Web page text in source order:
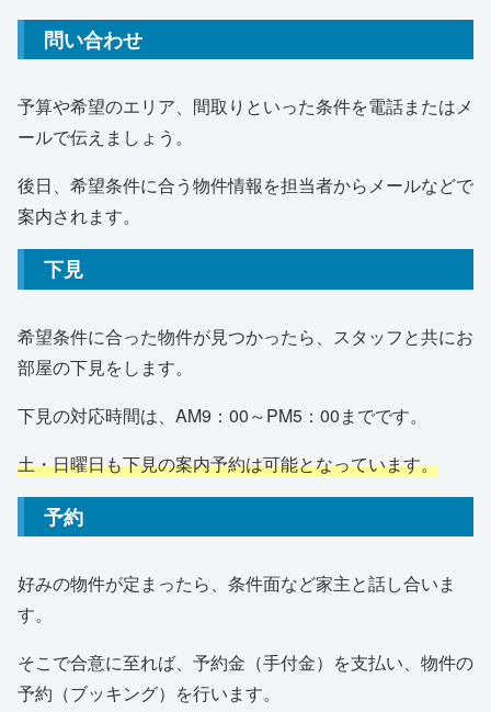
問い合わせ
予算や希望のエリア、間取りといった条件を電話またはメ
ールで伝えましょう。
後日、希望条件に合う物件情報を担当者からメールなどで
案内されます。
下見
希望条件に合った物件が見つかったら、スタッフと共にお
部屋の下見をします。
下見の対応時間は、AM9：00～PM5：00までです。
土・日曜日も下見の案内予約は可能となっています。
予約
好みの物件が定まったら、条件面など家主と話し合いま
す。
そこで合意に至れば、予約金（手付金）を支払い、物件の
予約（ブッキング）を行います。